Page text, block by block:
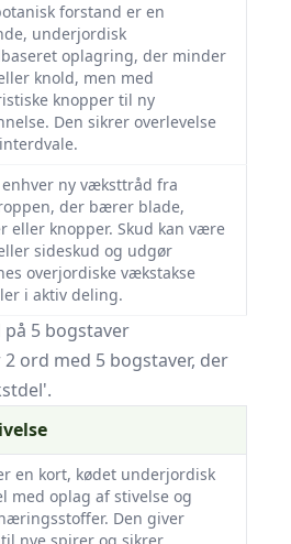
forstand er en
underjordisk
oplagring, der minder
knold, men med
knopper til ny
Den sikrer overlevelse
enhver ny væksttråd fra
der bærer blade,
eller knopper. Skud kan være
sideskud og udgør
overjordiske vækstakse
i aktiv deling.
5 bogstaver
ord med 5 bogstaver, der
en kort, kødet underjordisk
med oplag af stivelse og
Den giver